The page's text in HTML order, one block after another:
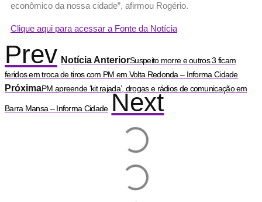
econômico da nossa cidade”, afirmou Rogério.
Clique aqui para acessar a Fonte da Notícia
Prev Notícia AnteriorSuspeito morre e outros 3 ficam
feridos em troca de tiros com PM em Volta Redonda – Informa Cidade
PróximaPM apreende ‘kit rajada’, drogas e rádios de comunicação em
Barra Mansa – Informa Cidade Next